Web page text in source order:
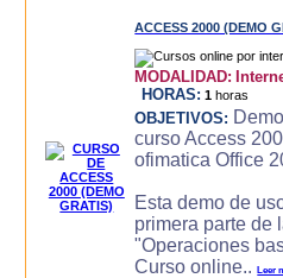
ACCESS 2000 (DEMO
MODALIDAD:
HORAS: 1 horas
OBJETIVOS:
curso Access
ofimatica Office
Esta demo de
primera parte de
"Operaciones
Curso online..Leer